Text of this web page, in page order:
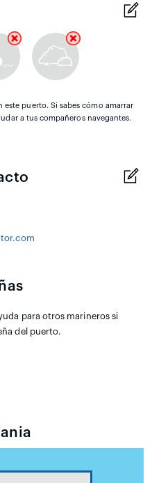
este puerto. Si sabes cómo amarrar
a tus compañeros navegantes.
para otros marineros si
del puerto.